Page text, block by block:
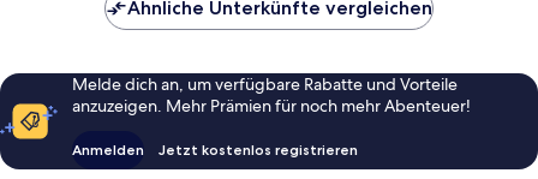
Ähnliche Unterkünfte vergleichen
Melde dich an, um verfügbare Rabatte und Vorteile
anzuzeigen. Mehr Prämien für noch mehr Abenteuer!
Anmelden Jetzt kostenlos registrieren